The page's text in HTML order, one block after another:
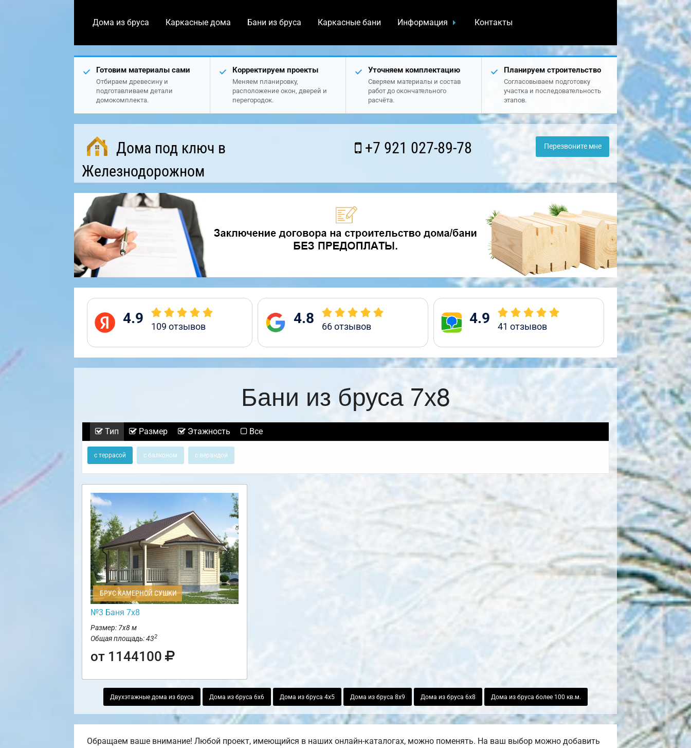
Дома из бруса Каркасные дома Бани из бруса Каркасные бани Информация Контакты
Готовим материалы сами
Отбираем древесину и
подготавливаем детали
домокомплекта.
Корректируем проекты
Меняем планировку,
расположение окон, дверей и
перегородок.
Уточняем комплектацию
Сверяем материалы и состав
работ до окончательного
расчёта.
Планируем строительство
Согласовываем подготовку
участка и последовательность
этапов.
Дома под ключ в
Железнодорожном
+7 921 027-89-78 Перезвоните мне
4.9 109 отзывов 4.8 66отзывов 4.9 41 отзывов
Бани из бруса 7х8
Тип Размер Этажность Все
с террасой с балконом с верандой
БРУС КАМЕРНОЙ СУШКИ
№3 Баня 7х8
Размер: 7х8 м
Общая площадь: 432
от 1144100
Двухэтажные дома из бруса Дома из бруса 6х6 Дома из бруса 4х5 Дома из бруса 8х9 Дома из бруса 6х8 Дома из бруса более 100 кв.м.
Обращаем ваше внимание! Любой проект, имеющийся в наших онлайн-каталогах, можно поменять. На ваш выбор можно добавить